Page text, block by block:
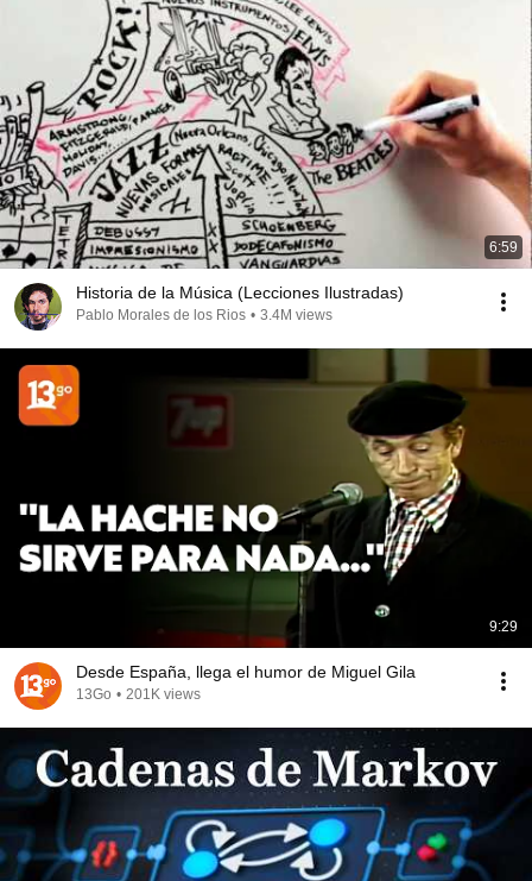
6:59
Historia de la Música (Lecciones Ilustradas)
Pablo Morales de los Rios • 3.4M views
9:29
Desde España, llega el humor de Miguel Gila
13Go • 201K views